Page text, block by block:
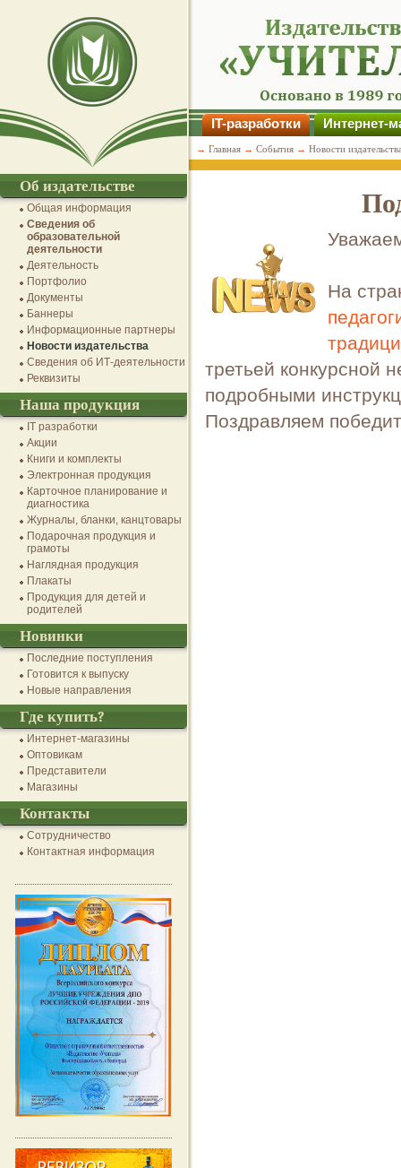
На
третьей конкурсной
подробными
Поздравляем
IT-разработки Интернет-
→ Главная → События → Новости
Об издательстве
Общая информация
Сведения об
образовательной
деятельности
Деятельность
Портфолио
Документы
Баннеры
Информационные партнеры
Новости издательства
Сведения об ИТ-деятельности
Реквизиты
Наша продукция
IT разработки
Акции
Книги и комплекты
Электронная продукция
Карточное планирование и
диагностика
Журналы, бланки, канцтовары
Подарочная продукция и
грамоты
Наглядная продукция
Плакаты
Продукция для детей и
родителей
Новинки
Последние поступления
Готовится к выпуску
Новые направления
Где купить?
Интернет-магазины
Оптовикам
Представители
Магазины
Контакты
Сотрудничество
Контактная информация